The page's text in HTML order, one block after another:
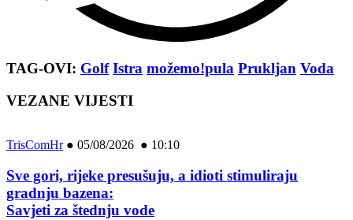
TAG-OVI: Golf Istra možemo!pula Prukljan Voda
VEZANE VIJESTI
TrisComHr● 05/08/2026 ● 10:10
Sve gori, rijeke presušuju, a idioti stimuliraju
gradnju bazena:
Savjeti za štednju vode